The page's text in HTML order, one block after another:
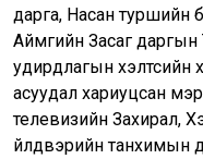
дарга, Насан туршийн
Аймгийн Засаг
удирдлагын хэлтсийн
асуудал хариуцсан
телевизийн Захирал,
үйлдвэрийн танхимын